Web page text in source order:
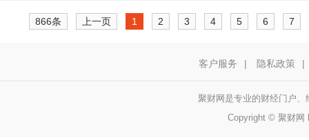
866条 上一页 1 2 3 4 5 6 7
客户服务 | 隐私政策 |
聚财网是专业的财经门户
Copyright © 聚财网